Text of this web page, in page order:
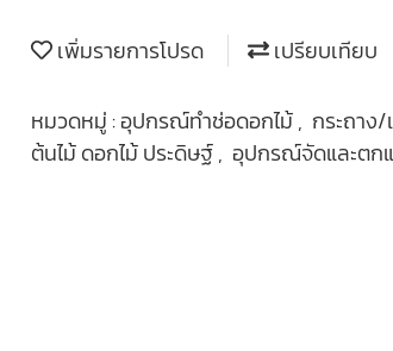
เพิ่มรายการโปรด เปรียบเทียบ
หมวดหมู่ :อุปกรณ์ทำช่อดอกไม้, กระถาง
ต้นไม้ ดอกไม้ ประดิษฐ์, อุปกรณ์จัดและตก